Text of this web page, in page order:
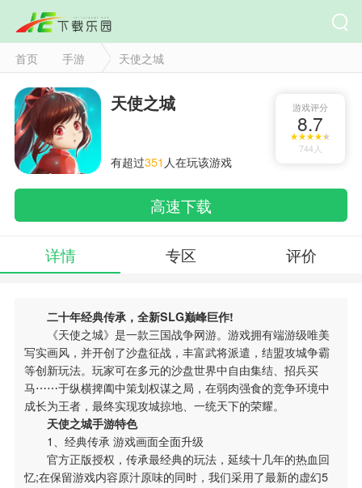
首页 手游 天使之城
天使之城
有超过351 人在玩该游戏
游戏评分
8.7
744人
高速下载
详情 专区 评价
二十年经典传承，全新SLG巅峰巨作!
《天使之城》是一款三国战争网游。游戏拥有端游级唯美
写实画风，并开创了沙盘征战，丰富武将派遣，结盟攻城争霸
等创新玩法。玩家可在多元的沙盘世界中自由集结、招兵买
马⋯⋯于纵横捭阖中策划权谋之局，在弱肉强食的竞争环境中
成长为王者，最终实现攻城掠地、一统天下的荣耀。
天使之城手游特色
1、经典传承 游戏画面全面升级
官方正版授权，传承最经典的玩法，延续十几年的热血回
忆;在保留游戏内容原汁原味的同时，我们采用了最新的虚幻5